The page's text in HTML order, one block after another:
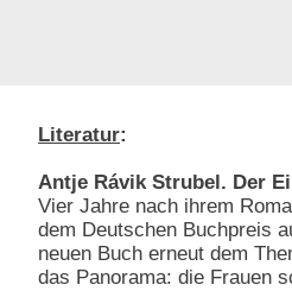
Literatur:
Antje Rávik Strubel. Der
Vier Jahre nach ihrem
dem Deutschen Buchpreis
neuen Buch erneut dem
das Panorama: die Frauen